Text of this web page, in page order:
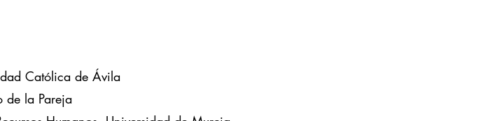
Católica de Ávila
de la Pareja